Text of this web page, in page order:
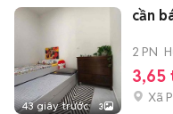
43 giây trước 3
cần
2 PN
3,65
Xã